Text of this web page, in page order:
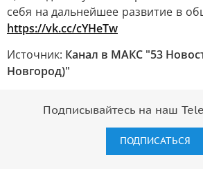
себя на дальнейшее развитие в
https://vk.cc/cYHeTw
Источник: Канал в МАКС "53
Новгород)"
Подписывайтесь на наш
ПОДПИСАТЬСЯ